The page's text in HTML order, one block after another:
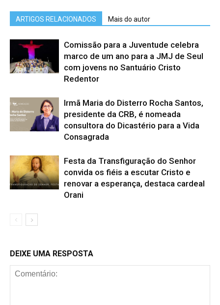
ARTIGOS RELACIONADOS Mais do autor
Comissão para a Juventude celebra
marco de um ano para a JMJ de Seul
com jovens no Santuário Cristo
Redentor
Irmã Maria do Disterro Rocha Santos,
presidente da CRB, é nomeada
consultora do Dicastério para a Vida
Consagrada
Festa da Transfiguração do Senhor
convida os fiéis a escutar Cristo e
renovar a esperança, destaca cardeal
Orani
DEIXE UMA RESPOSTA